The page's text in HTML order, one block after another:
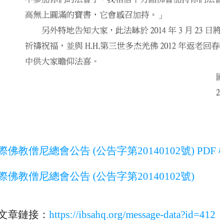
佛教僧尼總會公告 (公告字第20140102號) PDF
佛教僧尼總會公告 (公告字第20140102號)
章鏈接： https://ibsahq.org/message-data?id=412